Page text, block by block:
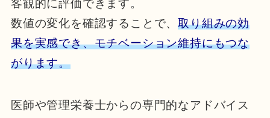
客観的に評価できます。
数値の変化を確認することで、取り組みの効
果を実感でき、モチベーション維持にもつな
がります。
医師や管理栄養士からの専門的なアドバイス